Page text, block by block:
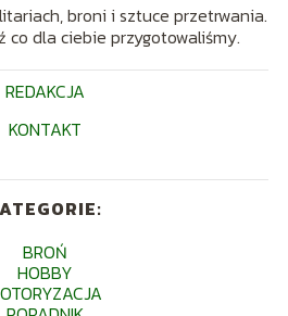
broni i sztuce przetrwania.
co dla ciebie przygotowaliśmy.
REDAKCJA
KONTAKT
BROŃ
HOBBY